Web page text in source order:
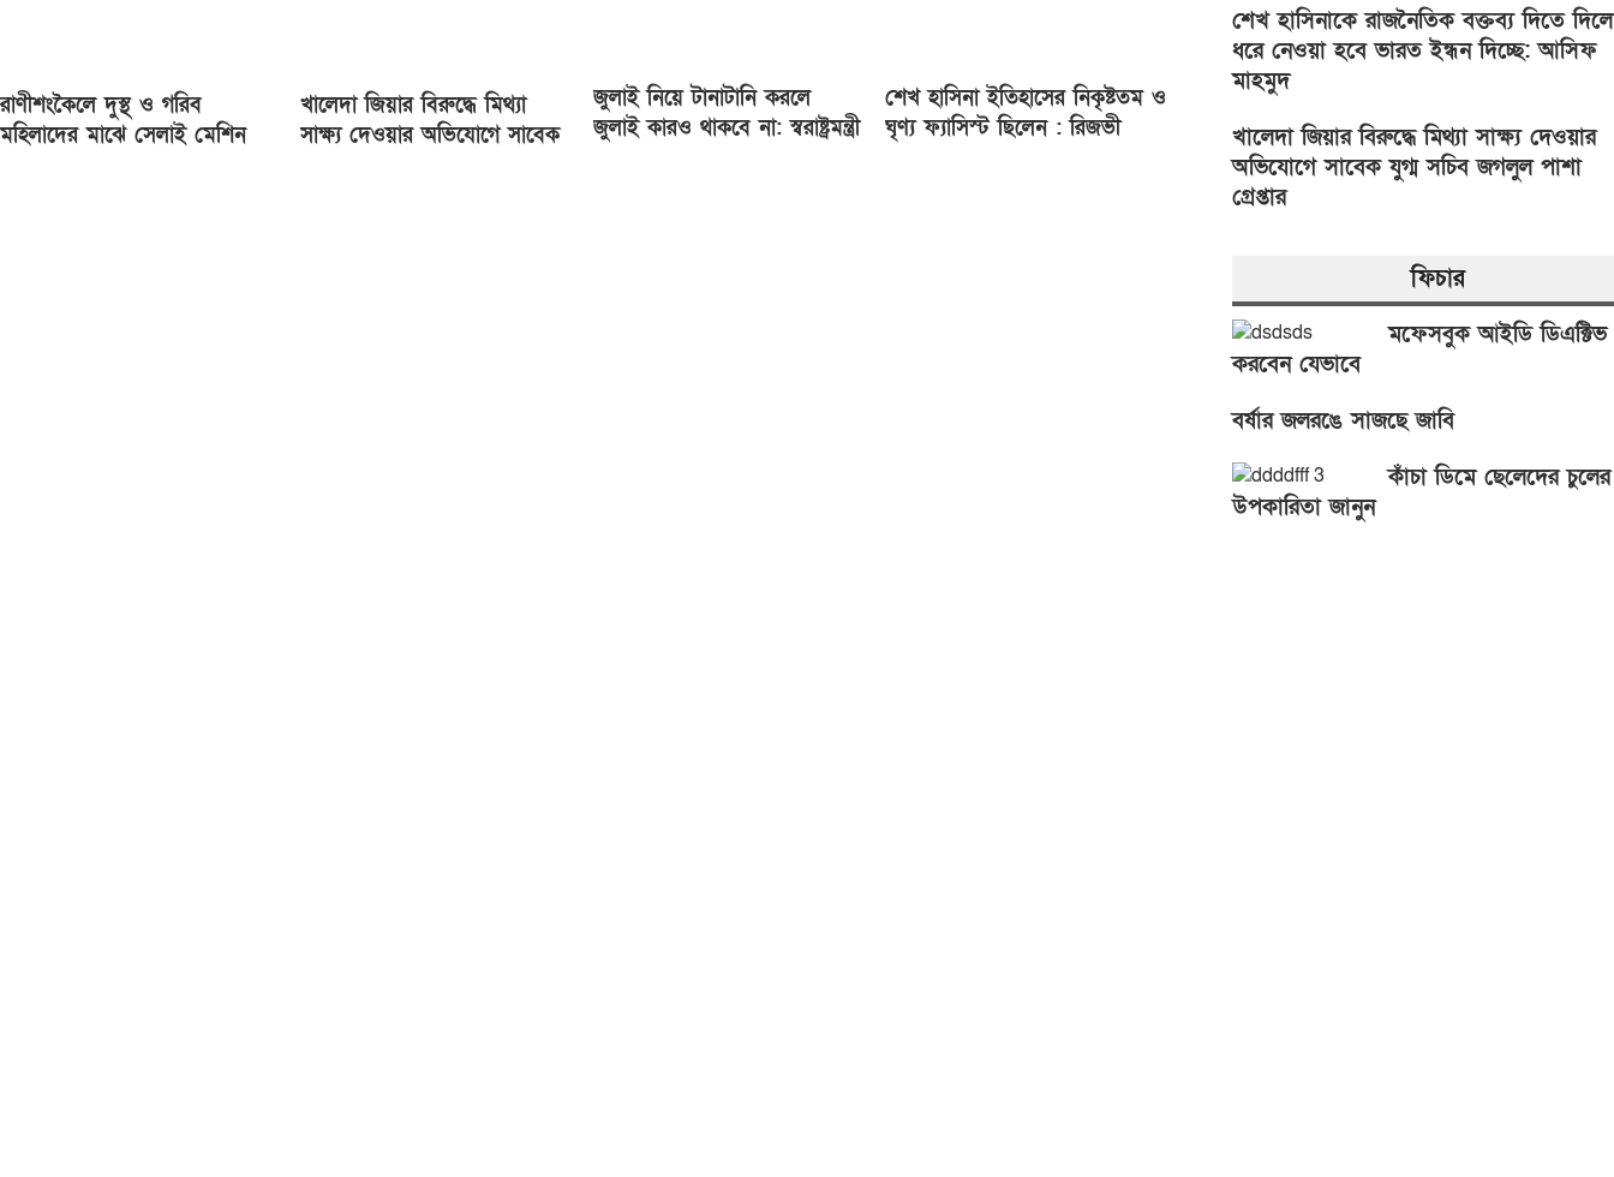
রাণীশংকৈলে দুস্থ ও গরিব
মহিলাদের মাঝে সেলাই মেশিন
খালেদা জিয়ার বিরুদ্ধে মিথ্যা
সাক্ষ্য দেওয়ার অভিযোগে সাবেক
জুলাই নিয়ে টানাটানি করলে
জুলাই কারও থাকবে না: স্বরাষ্ট্রমন্ত্রী
শেখ হাসিনা ইতিহাসের নিকৃষ্টতম ও
ঘৃণ্য ফ্যাসিস্ট ছিলেন : রিজভী
শেখ হাসিনাকে রাজনৈতিক বক্তব্য দিতে দিলে
ধরে নেওয়া হবে ভারত ইন্ধন দিচ্ছে: আসিফ
মাহমুদ
খালেদা জিয়ার বিরুদ্ধে মিথ্যা সাক্ষ্য দেওয়ার
অভিযোগে সাবেক যুগ্ম সচিব জগলুল পাশা
গ্রেপ্তার
ফিচার
মফেসবুক আইডি ডিএক্টিভ
করবেন যেভাবে
বর্ষার জলরঙে সাজছে জাবি
কাঁচা ডিমে ছেলেদের চুলের
উপকারিতা জানুন